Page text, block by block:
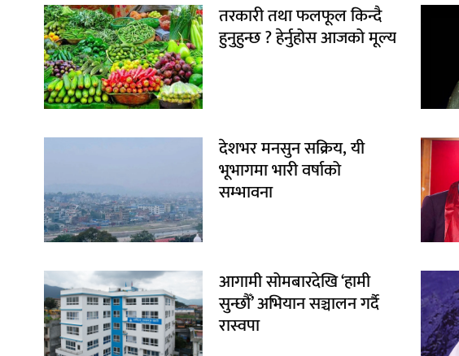
तरकारी तथा फलफूल किन्दै
हुनुहुन्छ ? हेर्नुहोस आजको मूल्य
देशभर मनसुन सक्रिय, यी
भूभागमा भारी वर्षाको
सम्भावना
आगामी सोमबारदेखि ‘हामी
सुन्छौँ’ अभियान सञ्चालन गर्दै
रास्वपा